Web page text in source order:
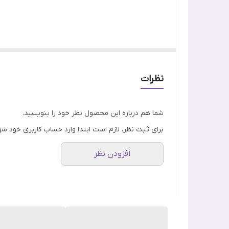
مرطوب و تقویت کرده و آسیب های آن را ترمیم می
نظرات
شما هم درباره این محصول نظر خود را بنویسید.
برای ثبت نظر، لازم است ابتدا وارد حساب کاربری خود
افزودن نظر